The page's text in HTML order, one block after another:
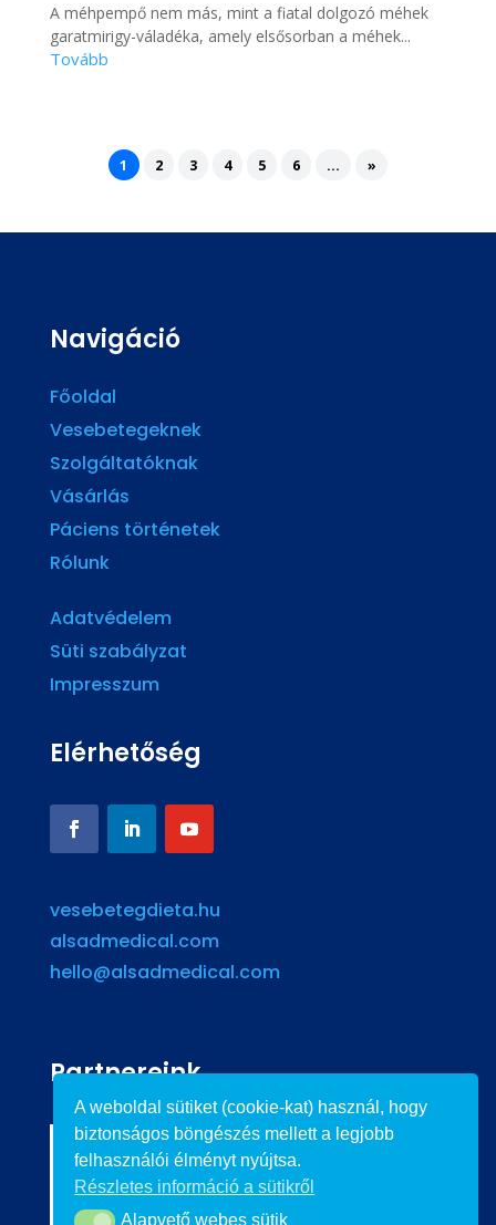
A méhpempő nem más, mint a fiatal dolgozó méhek
garatmirigy-váladéka, amely elsősorban a méhek...
1 2 3 4 5 6 ... »
Navigáció
Főoldal
Vesebetegeknek
Szolgáltatóknak
Vásárlás
Páciens történetek
Rólunk
Adatvédelem
Süti szabályzat
Impresszum
Elérhetőség
vesebetegdieta.hu
alsadmedical.com
hello@alsadmedical.com
Partnereink
A weboldal sütiket (cookie-kat) használ, hogy
biztonságos böngészés mellett a legjobb
felhasználói élményt nyújtsa.
Részletes információ a sütikről
Alapvető webes sütik